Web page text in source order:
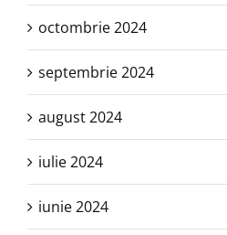
octombrie 2024
septembrie 2024
august 2024
iulie 2024
iunie 2024